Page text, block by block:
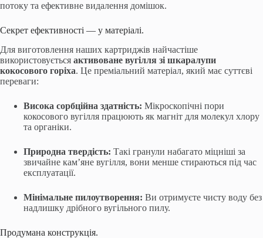
потоку та ефективне видалення домішок.
Секрет ефективності — у матеріалі.
Для виготовлення наших картриджів найчастіше
використовується активоване вугілля зі шкаралупи
кокосового горіха. Це преміальний матеріал, який має суттєві
переваги:
Висока сорбційна здатність: Мікроскопічні пори
кокосового вугілля працюють як магніт для молекул хлору
та органіки.
Природна твердість: Такі гранули набагато міцніші за
звичайне кам’яне вугілля, вони менше стираються під час
експлуатації.
Мінімальне пилоутворення: Ви отримуєте чисту воду без
надлишку дрібного вугільного пилу.
Продумана конструкція.